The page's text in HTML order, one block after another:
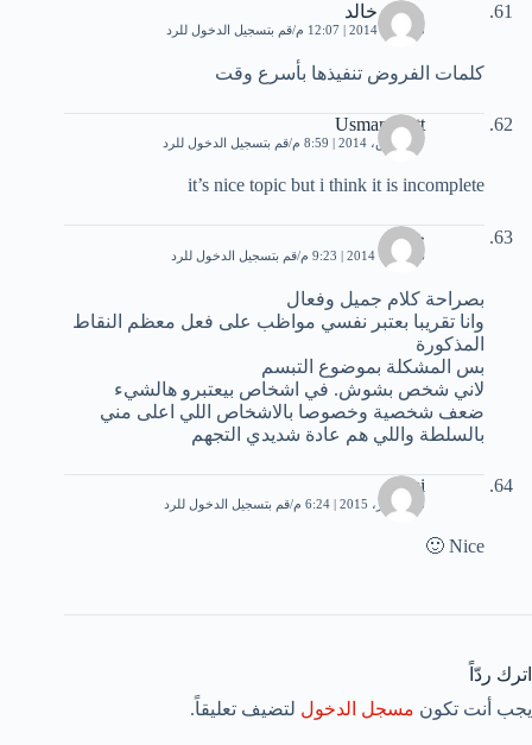
محمد خالد
25 يناير، 2014 | 12:07 م قم بتسجيل الدخول للرد
كلمات الفروض تنفيذها بأسرع وقت
Usman Butt
17 مارس، 2014 | 8:59 م قم بتسجيل الدخول للرد
it’s nice topic but i think it is incomplete
خالد
6 أكتوبر، 2014 | 9:23 م قم بتسجيل الدخول للرد
بصراحة كلام جميل وفعال
وانا تقريبا بعتبر نفسي مواظب على فعل معظم النقاط
المذكورة
بس المشكلة بموضوع التبسم
لاني شخص بشوش. في اشخاص بيعتبرو هالشيء
ضعف شخصية وخصوصا بالاشخاص اللي اعلى مني
بالسلطة واللي هم عادة شديدي التجهم
Sisi
28 أكتوبر، 2015 | 6:24 م قم بتسجيل الدخول للرد
Nice 🙂
اترك ردّاً
يجب أنت تكون مسجل الدخول لتضيف تعليقاً.